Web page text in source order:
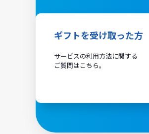
ギフトを受け取った方
サービスの利用方法に関する
ご質問はこちら。